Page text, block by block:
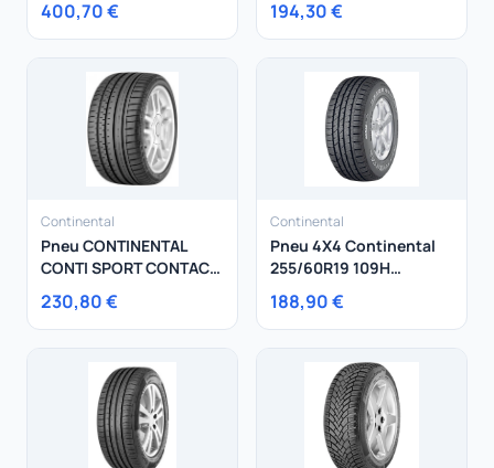
400,70 € 194,30 €
Continental
Pneu CONTINENTAL
CONTI SPORT CONTACT
2 275/35R20 102Y
230,80 €
Continental
Pneu 4X4 Continental
255/60R19 109H
CrossContact LX Sport
188,90 €